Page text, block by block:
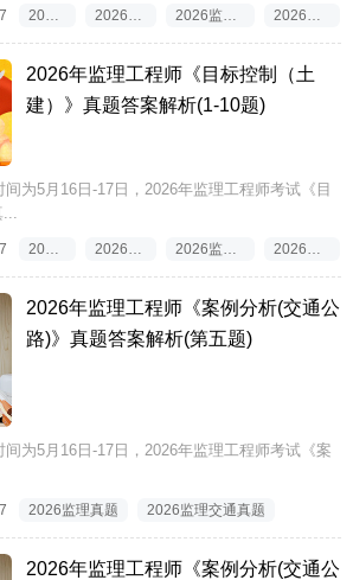
2026监理真题答案 2026监理工程师真题答案 2026监理工程师目标控制真题答案 2026监理目标控制真题答案
2026年监理工程师《目标控制（土
建）》真题答案解析(1-10题)
为5月16日-17日，2026年监理工程师考试《目
...
2026监理真题答案 2026监理工程师真题答案 2026监理工程师目标控制真题答案 2026监理目标控制真题答案
2026年监理工程师《案例分析(交通公
路)》真题答案解析(第五题)
为5月16日-17日，2026年监理工程师考试《案
2026监理真题 2026监理交通真题
2026年监理工程师《案例分析(交通公